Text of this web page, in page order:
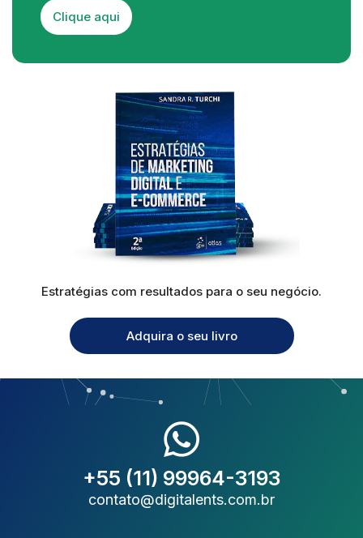
Clique aqui
Estratégias com resultados para o seu negócio.
Adquira o seu livro
+55 (11) 99964-3193
contato@digitalents.com.br